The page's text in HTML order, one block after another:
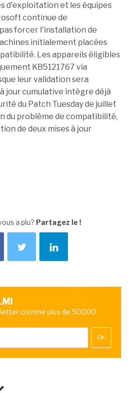
d'exploitation et les équipes
continue de
forcer l'installation de
initialement placées
Les appareils éligibles
KB5121767 via
leur validation sera
jour cumulative intègre déjà
du Patch Tuesday de juillet
du problème de compatibilité,
de deux mises à jour
a plu? Partagez le !
comme plus de 50000
OK